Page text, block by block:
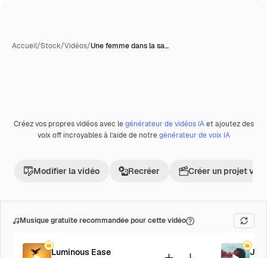
Accueil/Stock/Vidéos/Une femme dans la sa…
Créez vos propres vidéos avec legénérateur de vidéos IAet ajoutez des
voix off incroyables à l’aide de notregénérateur de voix IA
Modifier la vidéo Recréer Créer un projet
Musique gratuite recommandée pour cette vidéo
Luminous Ease